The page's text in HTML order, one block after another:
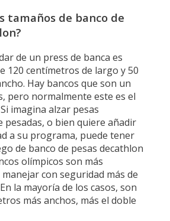
tamaños de banco de
de un press de banca es
120 centímetros de largo y 50
Hay bancos que son un
pero normalmente este es el
imagina alzar pesas
pesadas, o bien quiere añadir
a su programa, puede tener
de banco de pesas decathlon
olímpicos son más
con seguridad más de
la mayoría de los casos, son
más anchos, más el doble